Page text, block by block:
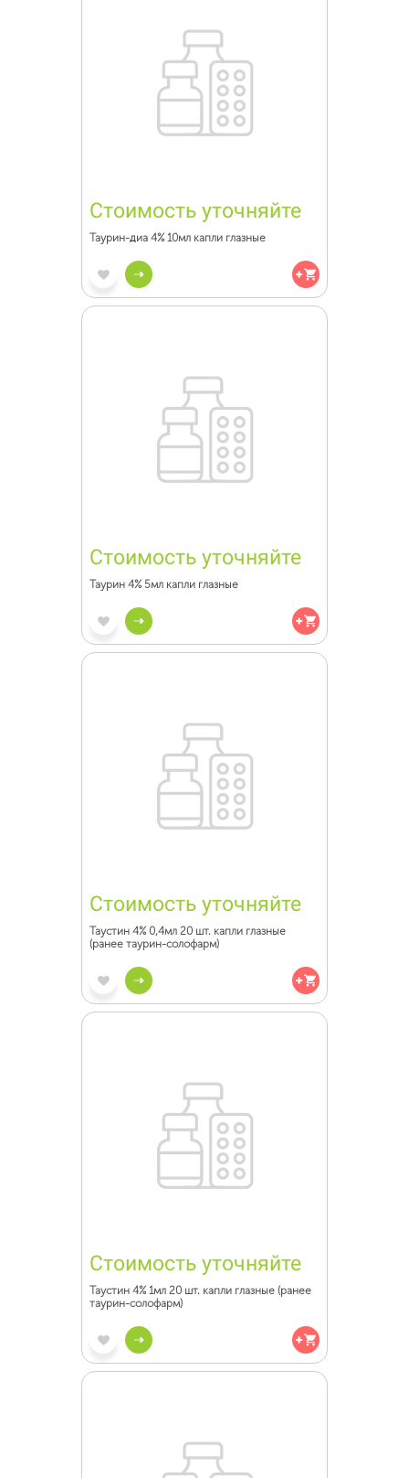
Стоимость уточняйте
Таурин-диа 4% 10мл капли глазные
Стоимость уточняйте
Таурин 4% 5мл капли глазные
Стоимость уточняйте
Таустин 4% 0,4мл 20 шт. капли глазные
(ранее таурин-солофарм)
Стоимость уточняйте
Таустин 4% 1мл 20 шт. капли глазные (ранее
таурин-солофарм)